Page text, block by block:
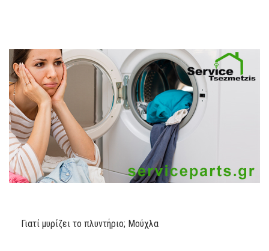
Γιατί μυρίζει το πλυντήριο; Μούχλα